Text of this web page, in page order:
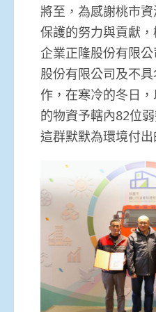
將至，為感謝桃市
保護的努力與貢獻
企業正隆股份有限
股份有限公司及不
作，在寒冷的冬日
的物資予轄內82位
這群默默為環境付出